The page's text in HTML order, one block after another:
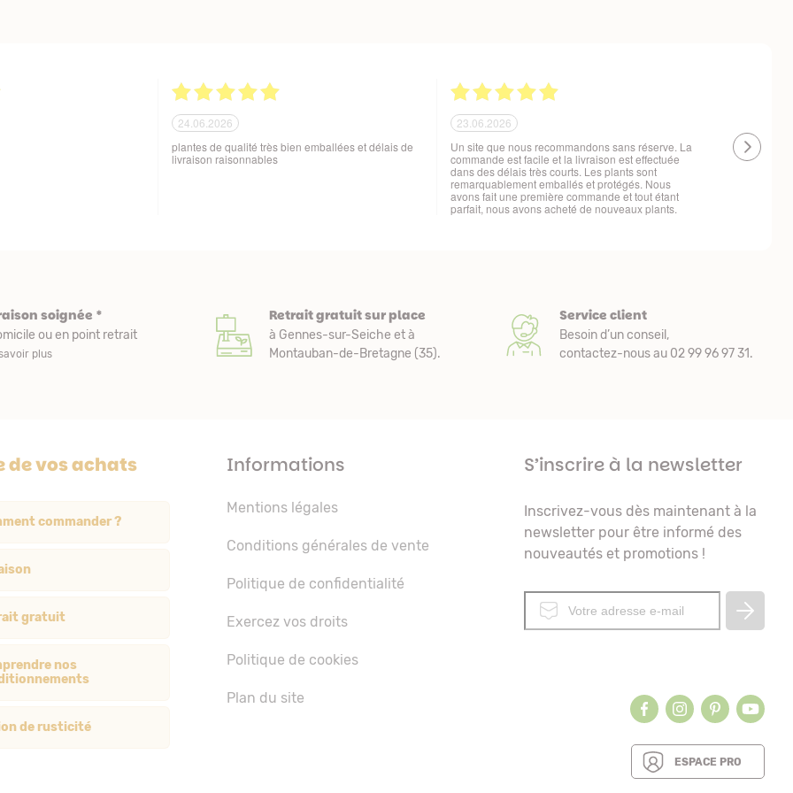
soigné des produits
21.06.2026
Tout est parfait. Je suis enchantée Quoi de plus !
Excellente maison et plantes de qualité. Merci
21.06.2026
Ras, la livraison est conforme à mes attentes
Livraison à
soignée *
ou en point retrait
plus
Retrait gratuit sur place
à Gennes-sur-Seiche et à
Montauban-de-Bretagne (35).
Service client
Besoin d’un conseil,
contactez-nous au 02 99 96 97 31.
de vos achats
commander ?
gratuit
nos
de rusticité
S’inscrire à la newsletter
Inscrivez-vous dès maintenant à la
newsletter pour être informé des
nouveautés et promotions !
ESPACE PRO
Informations
Mentions légales
Conditions générales de vente
Politique de confidentialité
Exercez vos droits
Politique de cookies
Plan du site